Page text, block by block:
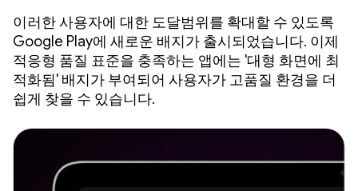
이러한 사용자에 대한 도달범위를 확대할 수 있도록
Google Play에 새로운 배지가 출시되었습니다. 이제
적응형 품질 표준을 충족하는 앱에는 '대형 화면에 최
적화됨' 배지가 부여되어 사용자가 고품질 환경을 더
쉽게 찾을 수 있습니다.